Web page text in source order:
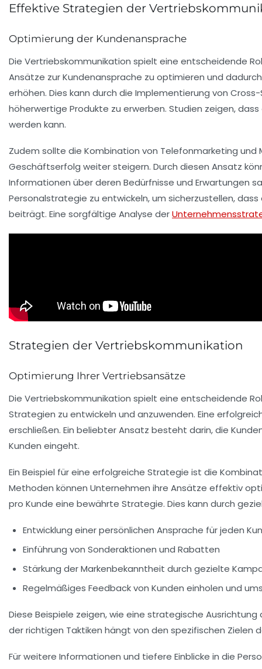
Effektive Strategien der
Optimierung der Kundenansprache
Die Vertriebskommunikation spielt eine entscheidende
Ansätze zur Kundenansprache zu optimieren und
erhöhen. Dies kann durch die Implementierung von Cross-
höherwertige Produkte zu erwerben. Studien zeigen,
werden kann.
Zudem sollte die Kombination von Telefonmarketing und
Geschäftserfolg weiter steigern. Durch diesen Ansatz
Informationen über deren Bedürfnisse und Erwartungen
Personalstrategie zu entwickeln, um sicherzustellen,
beiträgt. Eine sorgfältige Analyse der
Strategien der Vertriebskommunikation
Optimierung Ihrer Vertriebsansätze
Die Vertriebskommunikation spielt eine entscheidende
Strategien zu entwickeln und anzuwenden. Eine
erschließen. Ein beliebter Ansatz besteht darin, die
Kunden eingeht.
Ein Beispiel für eine erfolgreiche Strategie ist die
Methoden können Unternehmen ihre Ansätze effektiv
pro Kunde eine bewährte Strategie. Dies kann durch
Entwicklung einerpersönlichen Ansprache für jeden
Einführung von Sonderaktionen und Rabatten
Stärkung derMarkenbekanntheit durch gezielte
Regelmäßiges Feedbackvon Kunden einholen und
Diese Beispiele zeigen, wie eine strategische
der richtigen Taktiken hängt von den spezifischen Zielen
Für weitere Informationen und tiefere Einblicke in die